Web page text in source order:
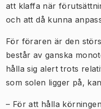
att klaffa när
och att då kunna
För föraren är den
består av ganska
hålla sig alert trots
som solen ligger på,
– För att hålla